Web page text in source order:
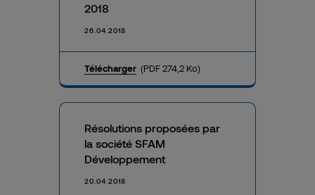
2018
26.04.2018
Télécharger (PDF 274,2 Ko)
Résolutions proposées par
la société SFAM
Développement
20.04.2018